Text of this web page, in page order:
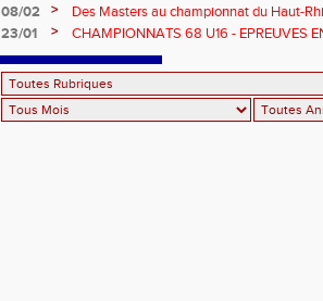
08/02
>
Des Masters au championnat du Haut-
23/01
>
CHAMPIONNATS 68 U16 - EPREUVES